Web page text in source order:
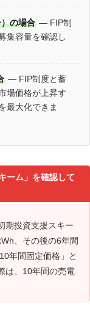
の場合 — FIP制
集容量を確認し
— FIP制度と蓄
場価格が上昇す
最大化できま
ーム」を確認して
期投資支援スキー
、その後の6年間
年間固定価格」と
は、10年間の売電